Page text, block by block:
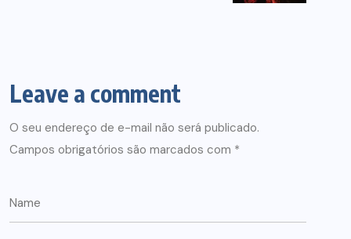
Leave a comment
O seu endereço de e-mail não será publicado.
Campos obrigatórios são marcados com *